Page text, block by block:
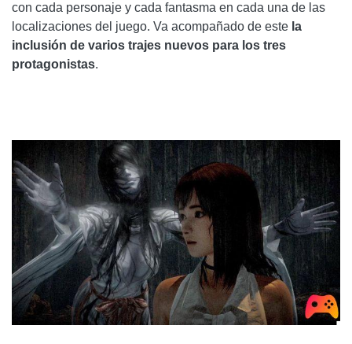
con cada personaje y cada fantasma en cada una de las
localizaciones del juego. Va acompañado de este la
inclusión de varios trajes nuevos para los tres
protagonistas.